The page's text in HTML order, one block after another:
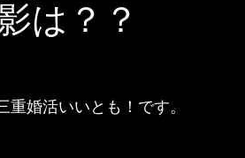
は？？
婚活いいとも！です。